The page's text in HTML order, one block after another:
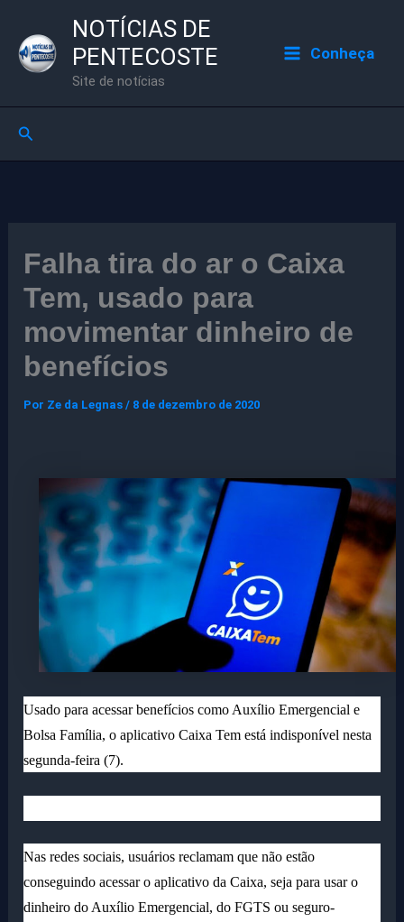
para
NOTÍCIAS DE
PENTECOSTE
Site de notícias
Conheça
Pesquisar
Falha tira do ar o Caixa
Tem, usado para
movimentar dinheiro de
benefícios
Por Ze da Legnas/ 8 de dezembro de 2020
Usado para acessar benefícios como Auxílio Emergencial e
Bolsa Família, o aplicativo Caixa Tem está indisponível nesta
segunda-feira (7).
Nas redes sociais, usuários reclamam que não estão
conseguindo acessar o aplicativo da Caixa, seja para usar o
dinheiro do Auxílio Emergencial, do FGTS ou seguro-